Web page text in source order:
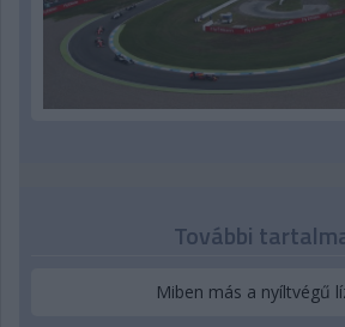
További
Miben más a nyíltvégű